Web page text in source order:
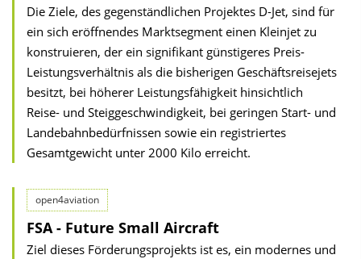
Die Ziele, des gegenständlichen Projektes D-Jet, sind für
ein sich eröffnendes Marktsegment einen Kleinjet zu
konstruieren, der ein signifikant günstigeres Preis-
Leistungsverhältnis als die bisherigen Geschäftsreisejets
besitzt, bei höherer Leistungsfähigkeit hinsichtlich
Reise- und Steiggeschwindigkeit, bei geringen Start- und
Landebahnbedürfnissen sowie ein registriertes
Gesamtgewicht unter 2000 Kilo erreicht.
open4aviation
FSA - Future Small Aircraft
Ziel dieses Förderungsprojekts ist es, ein modernes und